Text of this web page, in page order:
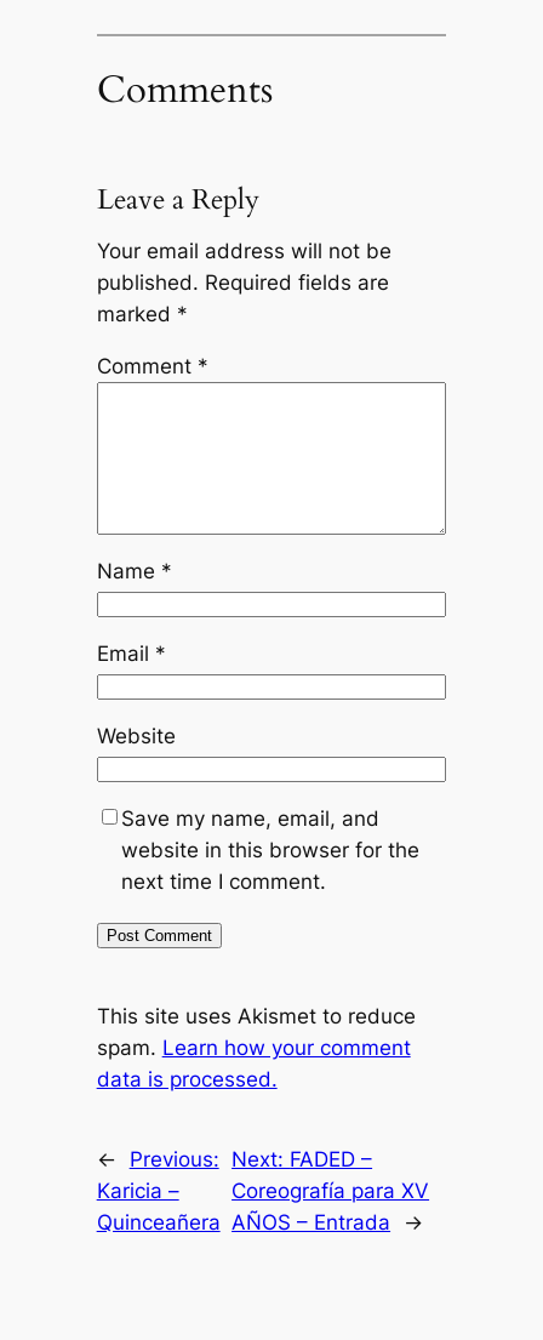
Comments
Leave a Reply
Your email address will not be
published. Required fields are
marked *
Comment *
Name *
Email *
Website
Save my name, email, and
website in this browser for the
next time I comment.
This site uses Akismet to reduce
spam. Learn how your comment
data is processed.
←
Previous:
Karicia –
Quinceañera
Next: FADED –
Coreografía para XV
AÑOS – Entrada
→